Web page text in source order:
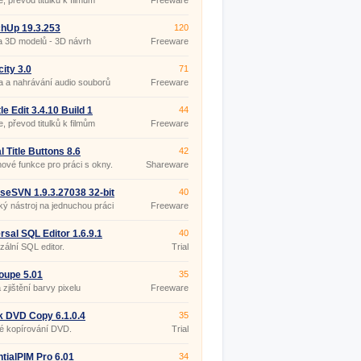
19.3.253
3D modelů - 3D návrh
120
Freeware
3.0
a nahrávání audio souborů
71
Freeware
Edit 3.4.10 Build 1
převod titulků k filmům
44
Freeware
Title Buttons 8.6
funkce pro práci s okny.
42
Shareware
1.9.3.27038 32-bit
nástroj na jednuchou práci
40
Freeware
SQL Editor 1.6.9.1
SQL editor.
40
Trial
5.01
zjištění barvy pixelu
35
Freeware
DVD Copy 6.1.0.4
kopírování DVD.
35
Trial
Pro 6.01
34